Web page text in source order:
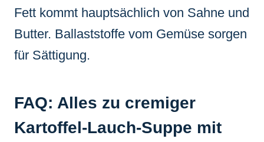
Fett kommt hauptsächlich von Sahne und
Butter. Ballaststoffe vom Gemüse sorgen
für Sättigung.
FAQ: Alles zu cremiger
Kartoffel-Lauch-Suppe mit